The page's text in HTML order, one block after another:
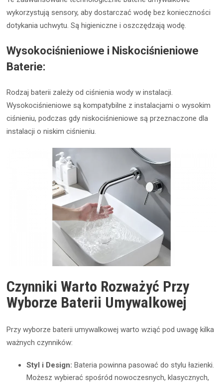
wykorzystują sensory, aby dostarczać wodę bez konieczności
dotykania uchwytu. Są higieniczne i oszczędzają wodę.
Wysokociśnieniowe i Niskociśnieniowe
Baterie:
Rodzaj baterii zależy od ciśnienia wody w instalacji.
Wysokociśnieniowe są kompatybilne z instalacjami o wysokim
ciśnieniu, podczas gdy niskociśnieniowe są przeznaczone dla
instalacji o niskim ciśnieniu.
Czynniki Warto Rozważyć Przy
Wyborze Baterii Umywalkowej
Przy wyborze baterii umywalkowej warto wziąć pod uwagę kilka
ważnych czynników:
Styl i Design:Bateria powinna pasować do stylu łazienki.
Możesz wybierać spośród nowoczesnych, klasycznych,